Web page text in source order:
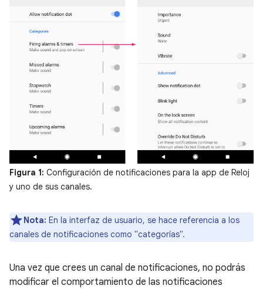
Figura 1: Configuración de notificaciones para la app de Reloj
y uno de sus canales.
Nota: En la interfaz de usuario, se hace referencia a los
canales de notificaciones como "categorías".
Una vez que crees un canal de notificaciones, no podrás
modificar el comportamiento de las notificaciones